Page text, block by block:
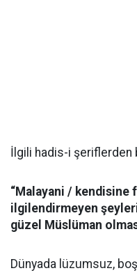
İlgili hadis-i şeriflerden
“Malayani / kendisine
ilgilendirmeyen
güzel Müslüman
Dünyada lüzumsuz,